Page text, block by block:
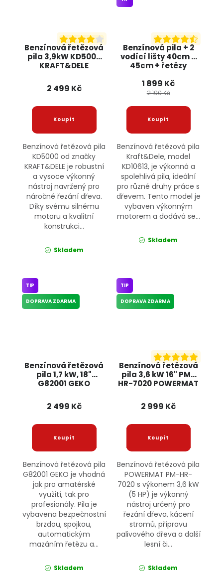
Benzínová řetězová
pila 3,9kW KD5000
KRAFT&DELE
2 499 Kč
Benzínová řetězová pila
KD5000 od značky
KRAFT&DELE je robustní
a vysoce výkonný
nástroj navržený pro
náročné řezání dřeva.
Díky svému silnému
motoru a kvalitní
konstrukci...
Skladem
Benzínová pila + 2
vodící lišty 40cm a
45cm + řetězy
1 899 Kč
2 190 Kč
Benzínová řetězová pila
Kraft&Dele, model
KD10613, je výkonná a
spolehlivá pila, ideální
pro různé druhy práce s
dřevem. Tento model je
vybaven výkonným
motorem a dodává se...
Skladem
Benzínová řetězová
pila 1,7 kW, 18"
G82001 GEKO
TIP
DOPRAVA ZDARMA
2 499 Kč
Benzínová řetězová pila
G82001 GEKO je vhodná
jak pro amatérské
využití, tak pro
profesionály. Pila je
vybavena bezpečnostní
brzdou, spojkou,
automatickým
mazáním řetězu a...
Skladem
Benzínová řetězová
pila 3,6 kW 16" PM-
HR-7020 POWERMAT
TIP
DOPRAVA ZDARMA
2 999 Kč
Benzínová řetězová pila
POWERMAT PM-HR-
7020 s výkonem 3,6 kW
(5 HP) je výkonný
nástroj určený pro
řezání dřeva, kácení
stromů, přípravu
palivového dřeva a další
lesní či...
Skladem